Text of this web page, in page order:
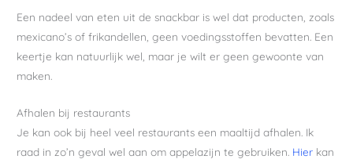
Een nadeel van eten uit de snackbar is wel dat producten, zoals
mexicano’s of frikandellen, geen voedingsstoffen bevatten. Een
keertje kan natuurlijk wel, maar je wilt er geen gewoonte van
maken.
Afhalen bij restaurants
Je kan ook bij heel veel restaurants een maaltijd afhalen. Ik
raad in zo’n geval wel aan om appelazijn te gebruiken. Hier kan